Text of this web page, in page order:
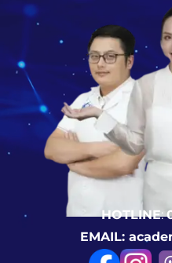
HOTLINE:
EMAIL: